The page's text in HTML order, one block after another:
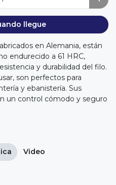
llegue
en Alemania, están
endurecido a 61 HRC,
y durabilidad del filo.
son perfectos para
y ebanistería. Sus
un control cómodo y seguro
Video